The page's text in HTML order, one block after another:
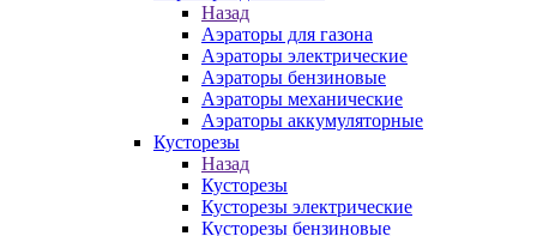
Назад
Аэраторы для газона
Аэраторы электрические
Аэраторы бензиновые
Аэраторы механические
Аэраторы аккумуляторные
Кусторезы
Назад
Кусторезы
Кусторезы электрические
Кусторезы бензиновые